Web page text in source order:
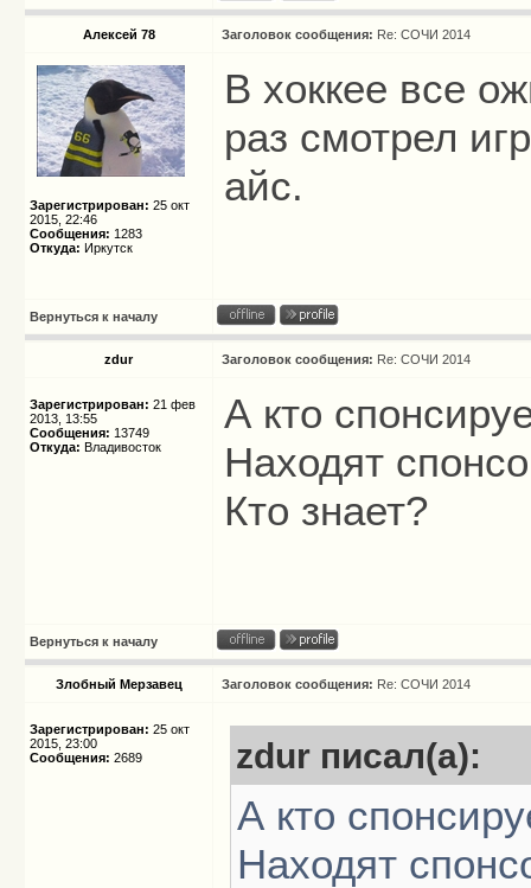
Алексей 78 Заголовок сообщения: Re: СОЧИ 2014
Зарегистрирован: 25 окт
2015, 22:46
Сообщения: 1283
Откуда: Иркутск
В хоккее все
раз смотрел
айс.
Вернуться к началу
zdur Заголовок сообщения: Re: СОЧИ 2014
Зарегистрирован: 21 фев
2013, 13:55
Сообщения: 13749
Откуда: Владивосток
А кто
Находят
Кто знает?
Вернуться к началу
Злобный Мерзавец Заголовок сообщения: Re: СОЧИ 2014
Зарегистрирован: 25 окт
2015, 23:00
Сообщения: 2689 zdur писал(а):
А кто
Находят